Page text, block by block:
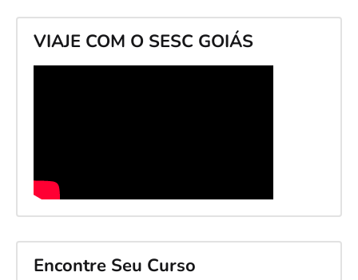
VIAJE COM O SESC GOIÁS
Encontre Seu Curso